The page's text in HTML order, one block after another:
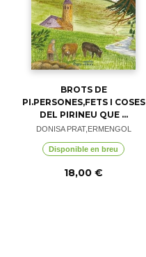
BROTS DE
PI.PERSONES,FETS I COSES
DEL PIRINEU QUE ...
DONISA PRAT,ERMENGOL
Disponible en breu
18,00 €